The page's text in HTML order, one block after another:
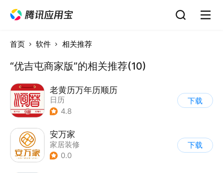
首页 软件 相关推荐
“优吉屯商家版”的相关推荐(10)
老黄历万年历顺历
日历
4.8
下载
安万家
家居装修
0.0
下载